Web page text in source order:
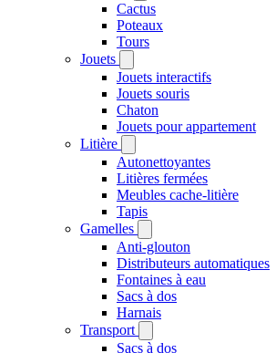
Cactus
Poteaux
Tours
Jouets
Jouets interactifs
Jouets souris
Chaton
Jouets pour appartement
Litière
Autonettoyantes
Litières fermées
Meubles cache-litière
Tapis
Gamelles
Anti-glouton
Distributeurs automatiques
Fontaines à eau
Sacs à dos
Harnais
Transport
Sacs à dos